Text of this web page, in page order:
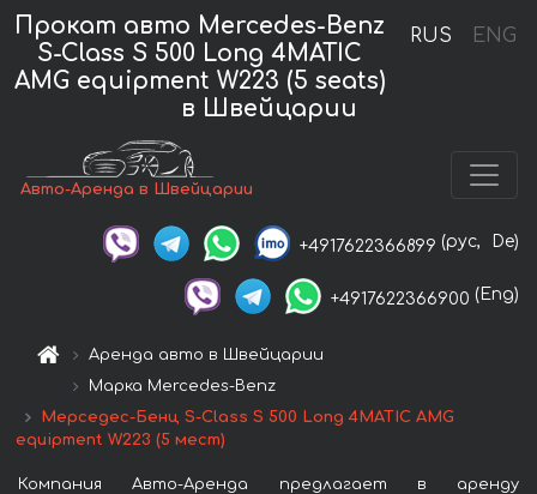
RUS ENG
Прокат авто Mercedes-Benz
S-Class S 500 Long 4MATIC
AMG equipment W223 (5 seats)
в Швейцарии
Авто-Аренда в Швейцарии
+4917622366899 (рус, De)
+4917622366900 (Eng)
Аренда авто в Швейцарии
Марка Mercedes-Benz
Мерседес-Бенц S-Class S 500 Long 4MATIC AMG
equipment W223 (5 мест)
Компания Авто-Аренда предлагает в аренду